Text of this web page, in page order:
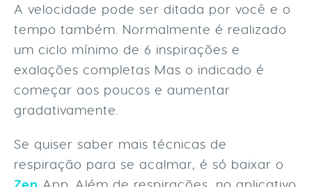
A velocidade pode ser ditada por você e o
tempo também. Normalmente é realizado
um ciclo mínimo de 6 inspirações e
exalações completas Mas o indicado é
começar aos poucos e aumentar
gradativamente.
Se quiser saber mais técnicas de
respiração para se acalmar, é só baixar o